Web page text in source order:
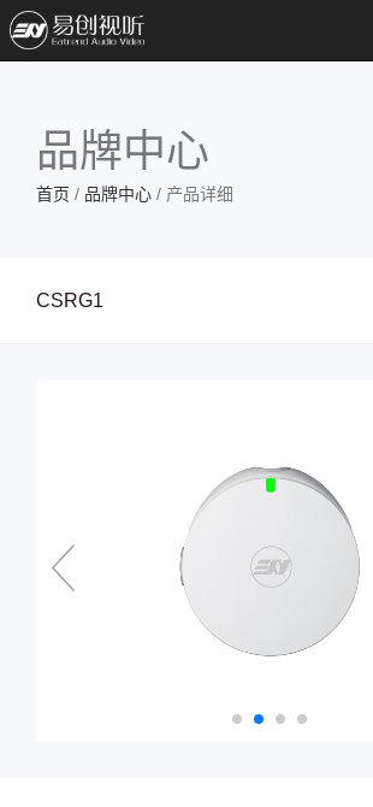
品牌中心
首页 / 品牌中心 / 产品详细
CSRG1